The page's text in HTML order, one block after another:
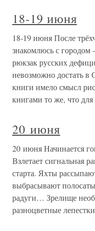
18-19 июня
18-19 июня После
знакомлюсь с
рюкзак русских
невозможно достать в
книги имело смысл
книгами то же, что для
20 июня
20 июня Начинается
Взлетает сигнальная
старта. Яхты
выбрасывают
радуги… Зрелище
разноцветные лепестки